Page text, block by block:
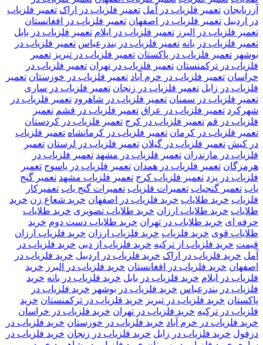
آزربایجان تعمیر فلزیاب در آمل تعمیر فلزیاب در اراک تعمیر فلزیاب
در اردبیل تعمیر فلزیاب در اصفهان تعمیر فلزیاب در افغانستان
تعمیر فلزیاب در البرز تعمیر فلزیاب در ایلام تعمیر فلزیاب در بابل
تعمیر فلزیاب در بانه تعمیر فلزیاب در بندرعباس تعمیر فلزیاب در
بوشهر تعمیر فلزیاب در پاکستان تعمیر فلزیاب در تبریز تعمیر
فلزیاب در ترکمنستان تعمیر فلزیاب در تهران تعمیر فلزیاب در
خراسان تعمیر فلزیاب در خرم آباد تعمیر فلزیاب در خوزستان تعمیر
فلزیاب در زابل تعمیر فلزیاب در زنجان تعمیر فلزیاب در ساری
تعمیر فلزیاب در سمنان تعمیر فلزیاب در شاهرود تعمیر فلزیاب در
شهرکرد تعمیر فلزیاب در عراق تعمیر فلزیاب در قشم تعمیر
فلزیاب در قم تعمیر فلزیاب در کرج تعمیر فلزیاب در کردستان
تعمیر فلزیاب در کرمان تعمیر فلزیاب در کرمانشاه تعمیر فلزیاب
در کیش تعمیر فلزیاب در گیلان تعمیر فلزیاب در لرستان تعمیر
فلزیاب در مازندران تعمیر فلزیاب در مشهد تعمیر فلزیاب در
هرمزگان تعمیر فلزیاب در همدان تعمیر فلزیاب در یاسوج تعمیر
فلزیاب در یزد تعمیر فلزیاب کرج تعمیر فلزیاب مشهد تعمیر گنج
یاب تعمیر گنجیاب تعمیرات فلزیاب تعمیرات گنج یاب تعمیرکار
فلزیاب خريد طلاياب خريد فلزياب در اصفهان خرید شعاع زن خرید
طلایاب خرید طلایاب ارزان خرید طلایاب تصویری خرید طلایاب
حرفه ای خرید طلایاب در تهران خرید طلایاب دست دوم خرید
طلایاب قوی خرید فلزیاب خرید فلزیاب ارزان خرید فلزیاب ارزان
قیمت خرید فلزیاب از ترکیه خرید فلزیاب از دبی خرید فلزیاب در
آمل خرید فلزیاب در اراک خرید فلزیاب در اردبیل خرید فلزیاب در
اصفهان خرید فلزیاب در افغانستان خرید فلزیاب در البرز خرید
فلزیاب در ایلام خرید فلزیاب در بابل خرید فلزیاب در بانه خرید
فلزیاب در بندرعباس خرید فلزیاب در بوشهر خرید فلزیاب در
پاکستان خرید فلزیاب در تبریز خرید فلزیاب در ترکمنستان خرید
فلزیاب در ترکیه خرید فلزیاب در تهران خرید فلزیاب در خراسان
خرید فلزیاب در خرم آباد خرید فلزیاب در خوزستان خرید فلزیاب در
دزفول خرید فلزیاب در زابل خرید فلزیاب در زنجان خرید فلزیاب در